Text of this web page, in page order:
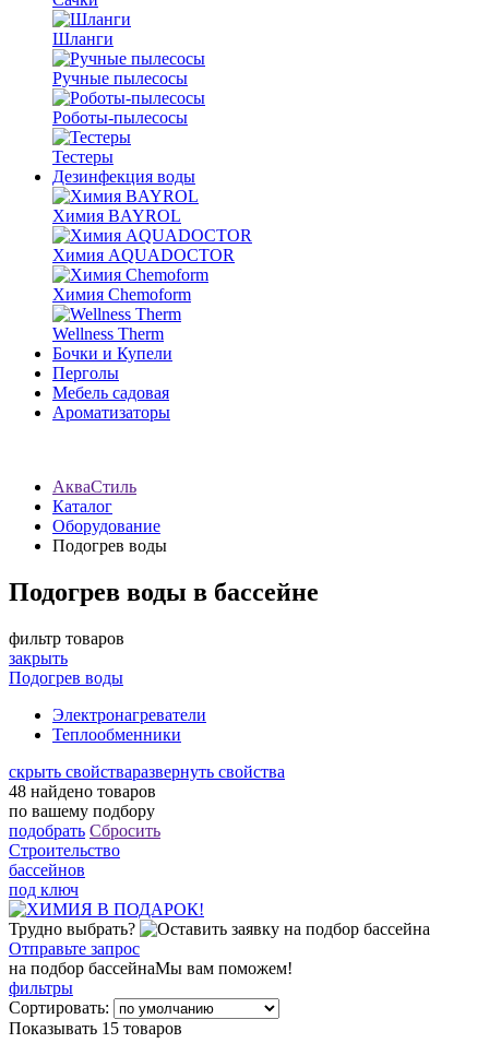
Шланги
Ручные пылесосы
Роботы-пылесосы
Тестеры
Дезинфекция воды
Химия BAYROL
Химия AQUADOCTOR
Химия Chemoform
Wellness Therm
Бочки и Купели
Перголы
Мебель садовая
Ароматизаторы
АкваСтиль
Каталог
Оборудование
Подогрев воды
Подогрев воды в бассейне
фильтр товаров
закрыть
Подогрев воды
Электронагреватели
Теплообменники
скрыть свойстваразвернуть свойства
48 найдено товаров
по вашему подбору
подобрать Сбросить
Строительство
бассейнов
под ключ
Трудно выбрать?
Отправьте запрос
на подбор бассейнаМы вам поможем!
фильтры
Сортировать:
Показывать 15 товаров